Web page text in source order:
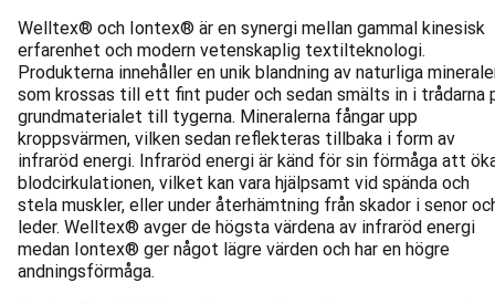
Welltex® och Iontex® är en synergi mellan gammal kinesisk
erfarenhet och modern vetenskaplig textilteknologi.
Produkterna innehåller en unik blandning av naturliga
som krossas till ett fint puder och sedan smälts in i trådarna
grundmaterialet till tygerna. Mineralerna fångar upp
kroppsvärmen, vilken sedan reflekteras tillbaka i form av
infraröd energi. Infraröd energi är känd för sin förmåga att
blodcirkulationen, vilket kan vara hjälpsamt vid spända och
stela muskler, eller under återhämtning från skador i senor
leder. Welltex® avger de högsta värdena av infraröd energi
medan Iontex® ger något lägre värden och har en högre
andningsförmåga.